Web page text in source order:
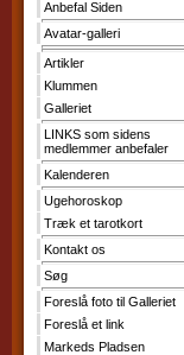
Anbefal Siden
Avatar-galleri
Artikler
Klummen
Galleriet
LINKS som sidens
medlemmer anbefaler
Kalenderen
Ugehoroskop
Træk et tarotkort
Kontakt os
Søg
Foreslå foto til Galleriet
Foreslå et link
Markeds Pladsen
Kontakt
os
Søg
Foreslå
foto
til
Galleriet
Foreslå
et
link
Markeds
Pladsen
Send
Postkort